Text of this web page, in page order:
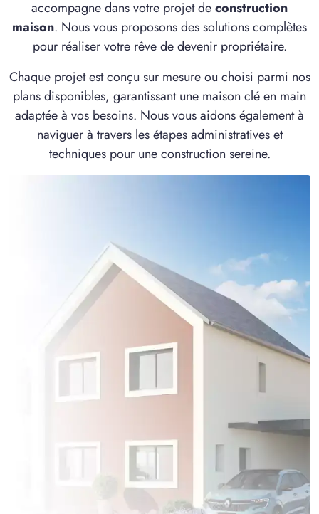
accompagne dans votre projet deconstruction
maison. Nous vous proposons des solutions complètes
pour réaliser votre rêve de devenir propriétaire.
Chaque projet est conçu sur mesure ou choisi parmi nos
plans disponibles, garantissant une maison clé en main
adaptée à vos besoins. Nous vous aidons également à
naviguer à travers les étapes administratives et
techniques pour une construction sereine.